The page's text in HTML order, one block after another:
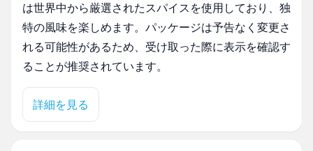
は世界中から厳選されたスパイスを使用しており、独
特の風味を楽しめます。パッケージは予告なく変更さ
れる可能性があるため、受け取った際に表示を確認す
ることが推奨されています。
詳細を見る